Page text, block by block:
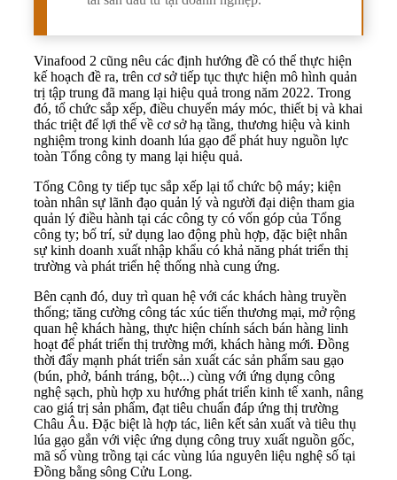
Vinafood 2 cũng nêu các định hướng đề có thể thực hiện
kế hoạch đề ra, trên cơ sở tiếp tục thực hiện mô hình quản
trị tập trung đã mang lại hiệu quả trong năm 2022. Trong
đó, tổ chức sắp xếp, điều chuyển máy móc, thiết bị và khai
thác triệt để lợi thế về cơ sở hạ tầng, thương hiệu và kinh
nghiệm trong kinh doanh lúa gạo để phát huy nguồn lực
toàn Tổng công ty mang lại hiệu quả.
Tổng Công ty tiếp tục sắp xếp lại tổ chức bộ máy; kiện
toàn nhân sự lãnh đạo quản lý và người đại diện tham gia
quản lý điều hành tại các công ty có vốn góp của Tổng
công ty; bố trí, sử dụng lao động phù hợp, đặc biệt nhân
sự kinh doanh xuất nhập khẩu có khả năng phát triển thị
trường và phát triển hệ thống nhà cung ứng.
Bên cạnh đó, duy trì quan hệ với các khách hàng truyền
thống; tăng cường công tác xúc tiến thương mại, mở rộng
quan hệ khách hàng, thực hiện chính sách bán hàng linh
hoạt để phát triển thị trường mới, khách hàng mới. Đồng
thời đẩy mạnh phát triển sản xuất các sản phẩm sau gạo
(bún, phở, bánh tráng, bột...) cùng với ứng dụng công
nghệ sạch, phù hợp xu hướng phát triển kinh tế xanh, nâng
cao giá trị sản phẩm, đạt tiêu chuẩn đáp ứng thị trường
Châu Âu. Đặc biệt là hợp tác, liên kết sản xuất và tiêu thụ
lúa gạo gắn với việc ứng dụng công truy xuất nguồn gốc,
mã số vùng trồng tại các vùng lúa nguyên liệu nghệ số tại
Đồng bằng sông Cửu Long.